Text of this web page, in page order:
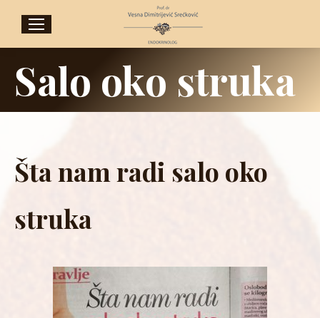
Salo oko struka
Šta nam radi salo oko
struka